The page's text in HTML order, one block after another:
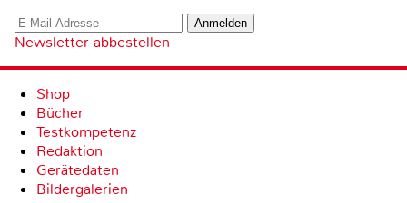
Newsletter abbestellen
Shop
Bücher
Testkompetenz
Redaktion
Gerätedaten
Bildergalerien